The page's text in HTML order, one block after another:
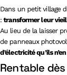
Dans un petit village
:transformer leur
Au lieu de la laisser
de panneaux
d’électricité qu’ils
Rentable